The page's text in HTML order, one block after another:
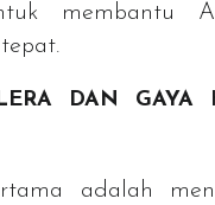
membantu
DAN GAYA
adalah